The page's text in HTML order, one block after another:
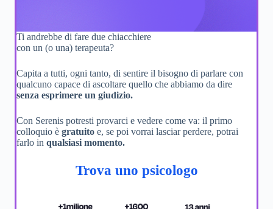
Ti andrebbe di fare due chiacchiere
con un (o una) terapeuta?
Capita a tutti, ogni tanto, di sentire il bisogno di parlare con
qualcuno capace di ascoltare quello che abbiamo da dire
senza esprimere un giudizio.
Con Serenis potresti provarci e vedere come va: il primo
colloquio è gratuito e, se poi vorrai lasciar perdere, potrai
farlo in qualsiasi momento.
Trova uno psicologo